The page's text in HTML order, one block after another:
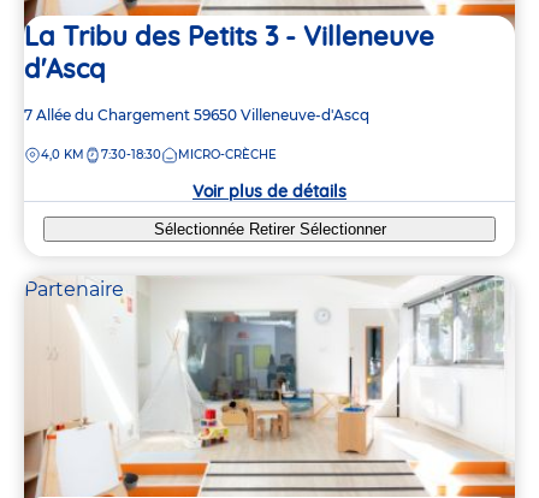
La Tribu des Petits 3 - Villeneuve
d'Ascq
Adresse
la
7 Allée du Chargement 59650 Villeneuve-d'Ascq
DISTANCE
4,0 KM 7:30-18:30 MICRO-CRÈCHE
Voir plus de détails
Sélectionnée Retirer Sélectionner
Partenaire